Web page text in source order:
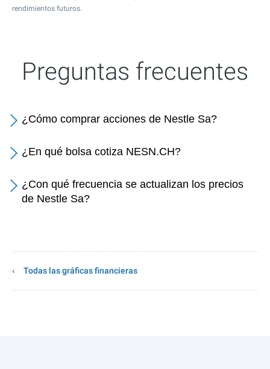
rendimientos futuros.
Preguntas frecuentes
¿Cómo comprar acciones de Nestle Sa?
¿En qué bolsa cotiza NESN.CH?
¿Con qué frecuencia se actualizan los precios
de Nestle Sa?
Todas las gráficas financieras